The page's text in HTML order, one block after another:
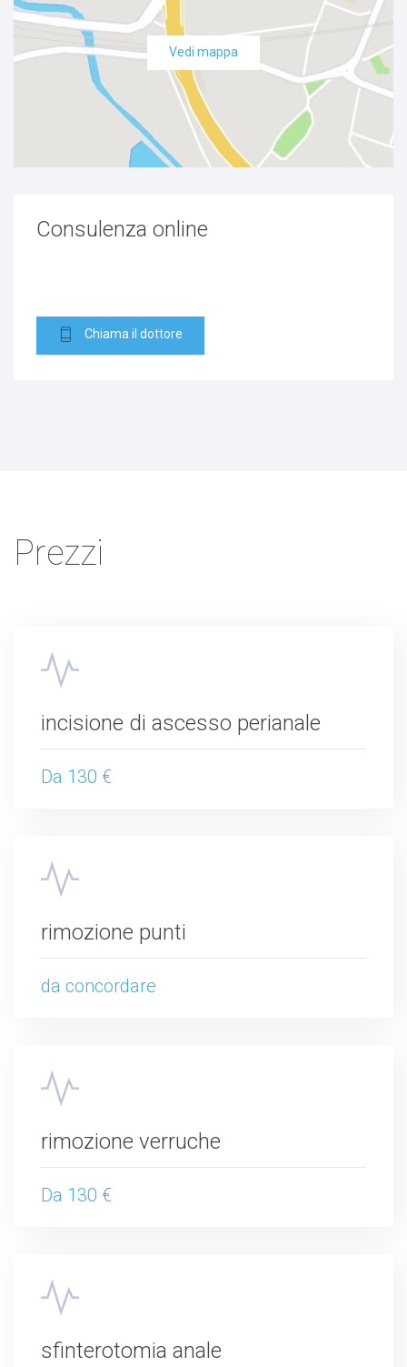
Vedi mappa
Consulenza online
Chiama il dottore
Prezzi
incisione di ascesso perianale
Da 130 €
rimozione punti
da concordare
rimozione verruche
Da 130 €
sfinterotomia anale